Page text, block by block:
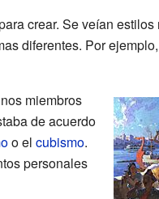
crear. Se veían
diferentes. Por
miembros
de acuerdo
o el cubismo.
personales